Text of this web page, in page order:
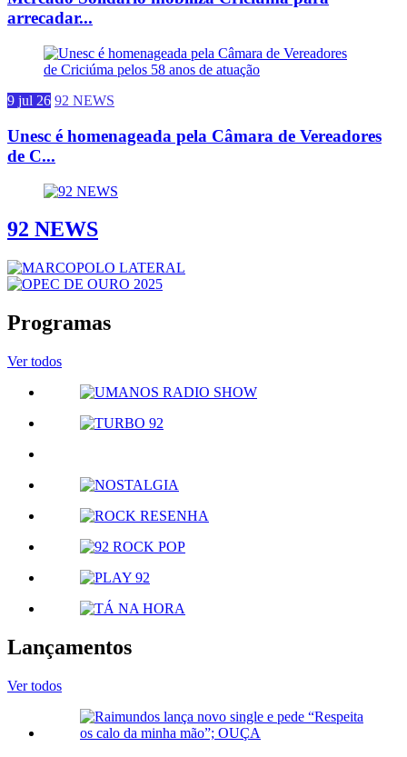
arrecadar...
9 jul 26 92 NEWS
Unesc é homenageada pela Câmara de Vereadores
de C...
92 NEWS
Programas
Ver todos
Lançamentos
Ver todos